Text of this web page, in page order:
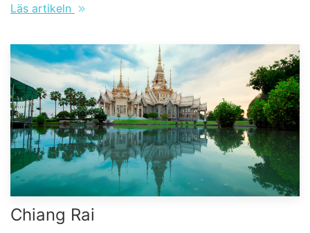
Läs artikeln
Chiang Rai